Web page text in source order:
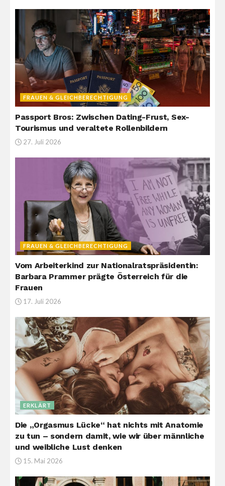
FRAUEN & GLEICHBERECHTIGUNG
Passport Bros: Zwischen Dating-Frust, Sex-
Tourismus und veraltete Rollenbildern
27. Juli 2026
FRAUEN & GLEICHBERECHTIGUNG
Vom Arbeiterkind zur Nationalratspräsidentin:
Barbara Prammer prägte Österreich für die
Frauen
17. Juli 2026
ERKLÄRT
Die „Orgasmus Lücke“ hat nichts mit Anatomie
zu tun – sondern damit, wie wir über männliche
und weibliche Lust denken
15. Mai 2026